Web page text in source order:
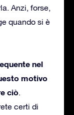
Anzi, forse,
quando si è
nel
motivo
ciò.
certi di